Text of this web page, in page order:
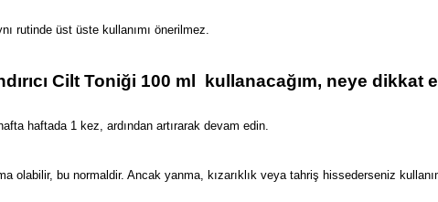
rutinde üst üste kullanımı önerilmez.
Cilt Toniği 100 ml  kullanacağım, neye dikkat
haftada 1 kez, ardından artırarak devam edin.
olabilir, bu normaldir. Ancak yanma, kızarıklık veya tahriş hissederseniz